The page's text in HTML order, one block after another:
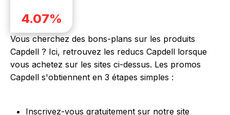
4.07%
Vous cherchez des bons-plans sur les produits
Capdell ? Ici, retrouvez les reducs Capdell lorsque
vous achetez sur les sites ci-dessus. Les promos
Capdell s'obtiennent en 3 étapes simples :
Inscrivez-vous gratuitement sur notre site